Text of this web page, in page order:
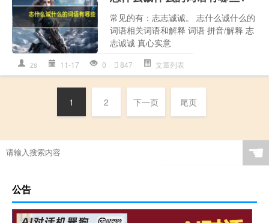
常见的有：志志诚诚。 志什么诚什么的
词语相关词语和解释 词语 拼音/解释 志
志诚诚 真心实意
zs 11-17 0 847 文章列表
1 2 下一页 尾页
☚
公告